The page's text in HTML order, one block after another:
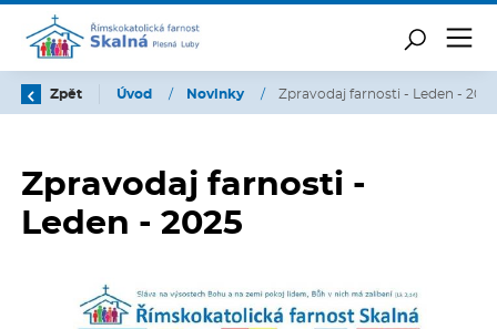
Zpět Úvod / Novinky / Zpravodaj farnosti - Leden - 2025
Zpravodaj farnosti -
Leden - 2025